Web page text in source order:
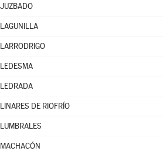
JUZBADO
LAGUNILLA
LARRODRIGO
LEDESMA
LEDRADA
LINARES DE RIOFRÍO
LUMBRALES
MACHACÓN